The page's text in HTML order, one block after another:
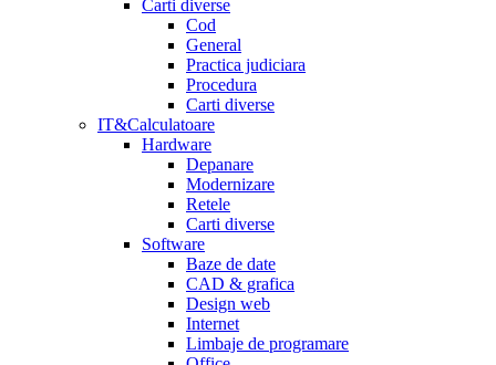
Carti diverse
Cod
General
Practica judiciara
Procedura
Carti diverse
IT&Calculatoare
Hardware
Depanare
Modernizare
Retele
Carti diverse
Software
Baze de date
CAD & grafica
Design web
Internet
Limbaje de programare